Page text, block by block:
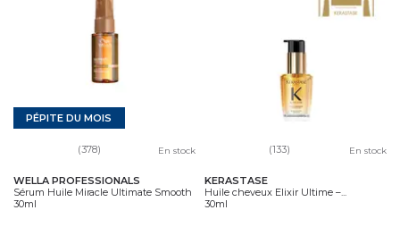
PÉPITE DU MOIS
(378) En stock
WELLA PROFESSIONALS
Sérum Huile Miracle Ultimate Smooth
30ml
(133) En stock
KERASTASE
Huile cheveux Elixir Ultime –...
30ml